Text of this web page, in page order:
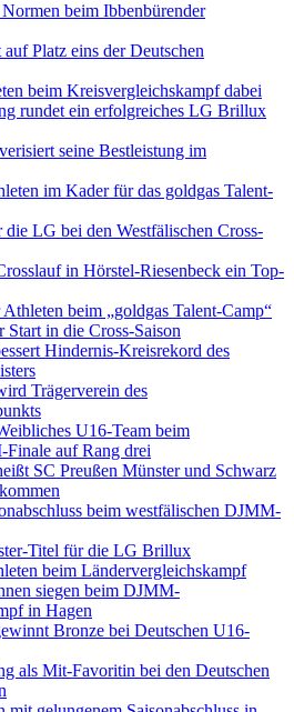
beim Ibbenbürender
Platz eins der Deutschen
beim Kreisvergleichskampf dabei
rundet ein erfolgreiches LG Brillux
seine Bestleistung im
im Kader für das goldgas Talent-
LG bei den Westfälischen Cross-
in Hörstel-Riesenbeck ein Top-
beim „goldgas Talent-Camp“
Start in die Cross-Saison
Hindernis-Kreisrekord des
Trägerverein des
U16-Team beim
auf Rang drei
SC Preußen Münster und Schwarz
beim westfälischen DJMM-
Titel für die LG Brillux
beim Ländervergleichskampf
siegen beim DJMM-
in Hagen
Bronze bei Deutschen U16-
als Mit-Favoritin bei den Deutschen